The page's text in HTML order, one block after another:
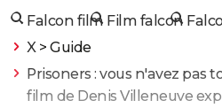
Falcon film Film falcon
X > Guide
Prisoners : vous n'avez pas
film de Denis Villeneuve